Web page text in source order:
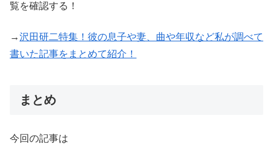
覧を確認する！
→沢田研二特集！彼の息子や妻、曲や年収など私が調べて
書いた記事をまとめて紹介！
まとめ
今回の記事は